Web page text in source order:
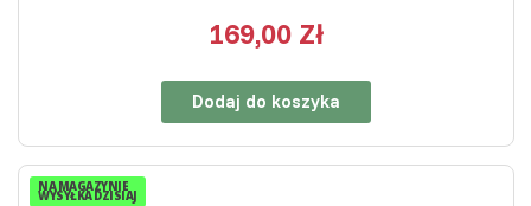
169,00 Zł
Dodaj do koszyka
NA MAGAZYNIE
WYSYŁKA DZISIAJ